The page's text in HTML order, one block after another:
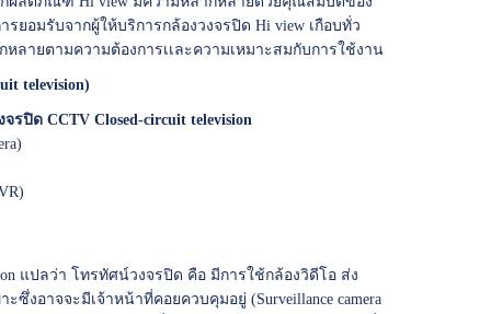
ยอมรับจากผู้ให้บริการกล้องวงจรปิด Hi view เกือบทั่ว
ลายตามความต้องการเเละความเหมาะสมกับการใช้งาน
television)
ปิด CCTV Closed-circuit television
แปลว่า โทรทัศน์วงจรปิด คือ มีการใช้กล้องวิดีโอ ส่ง
งอาจจะมีเจ้าหน้าที่คอยควบคุมอยู่ (Surveillance camera